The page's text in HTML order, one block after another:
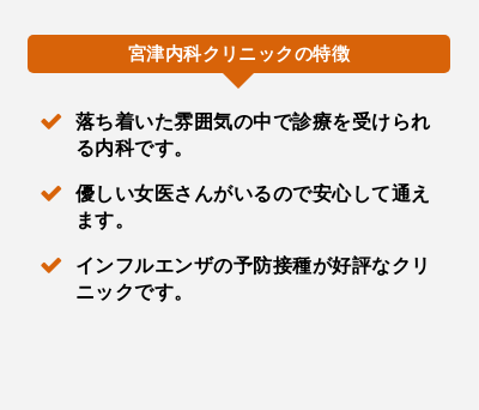
宮津内科クリニックの特徴
落ち着いた雰囲気の中で診療を受けられ
る内科です。
優しい女医さんがいるので安心して通え
ます。
インフルエンザの予防接種が好評なクリ
ニックです。